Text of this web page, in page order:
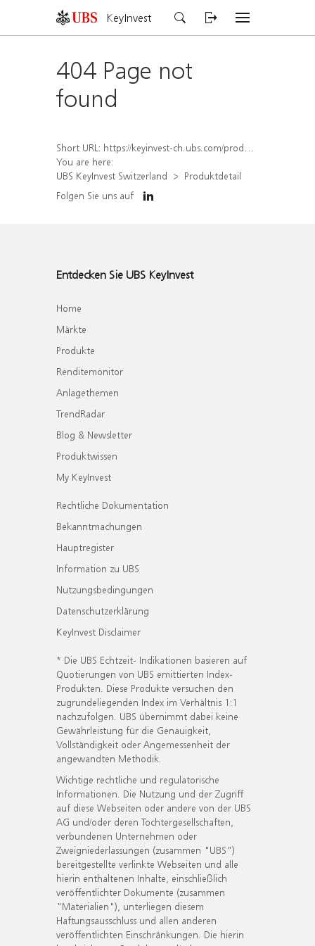
KeyInvest
404 Page not
found
Short URL: https://keyinvest-ch.ubs.com/produkt/detail/index/isin/CH1570528765
You are here:
UBS KeyInvest Switzerland
Produktdetail
Folgen Sie uns auf
Entdecken Sie UBS KeyInvest
Home
Märkte
Produkte
Renditemonitor
Anlagethemen
TrendRadar
Blog & Newsletter
Produktwissen
My KeyInvest
Rechtliche Dokumentation
Bekanntmachungen
Hauptregister
Information zu UBS
Nutzungsbedingungen
Datenschutzerklärung
KeyInvest Disclaimer
* Die UBS Echtzeit- Indikationen basieren auf
Quotierungen von UBS emittierten Index-
Produkten. Diese Produkte versuchen den
zugrundeliegenden Index im Verhältnis 1:1
nachzufolgen. UBS übernimmt dabei keine
Gewährleistung für die Genauigkeit,
Vollständigkeit oder Angemessenheit der
angewandten Methodik.
Wichtige rechtliche und regulatorische
Informationen. Die Nutzung und der Zugriff
auf diese Webseiten oder andere von der UBS
AG und/oder deren Tochtergesellschaften,
verbundenen Unternehmen oder
Zweigniederlassungen (zusammen "UBS")
bereitgestellte verlinkte Webseiten und alle
hierin enthaltenen Inhalte, einschließlich
veröffentlichter Dokumente (zusammen
"Materialien"), unterliegen diesem
Haftungsausschluss und allen anderen
veröffentlichten Einschränkungen. Die hierin